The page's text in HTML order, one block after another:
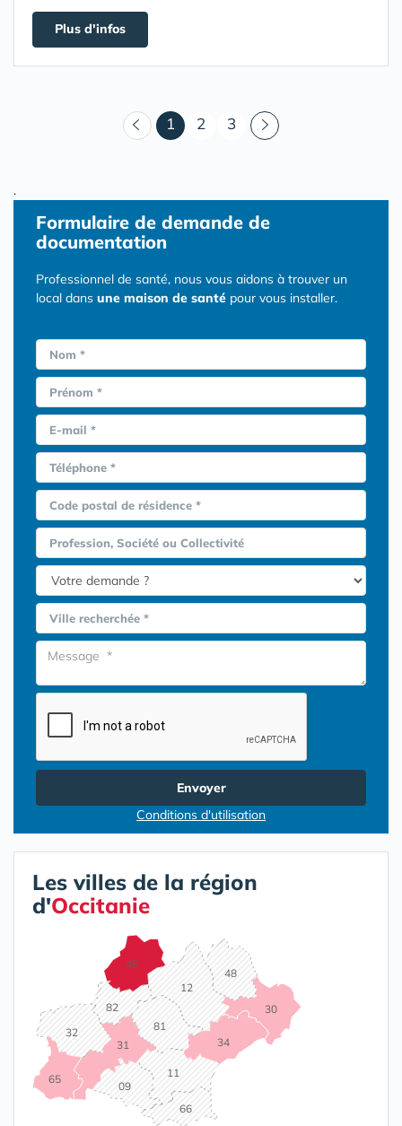
Plus d'infos
1 (courant)
2 3
.
Formulaire de demande de
documentation
Professionnel de santé, nous vous aidons à trouver un
local dans une maison de santé pour vous installer.
Nom *
Prénom *
E-mail *
Téléphone *
Code postal de résidence *
Profession, Société ou Collectivité
Ville recherchée *
Envoyer
Conditions d'utilisation
Les villes de la région
d'Occitanie
09
11
12
30
31
32
34
46
48
65
66
81
82